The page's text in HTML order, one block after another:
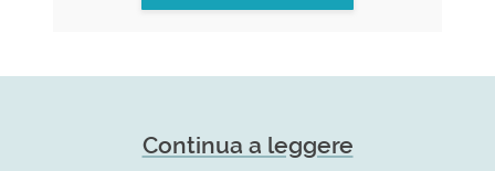
Continua a leggere